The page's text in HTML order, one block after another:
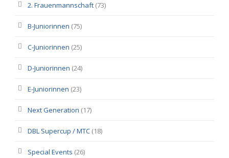
2. Frauenmannschaft (73)
B-Juniorinnen (75)
C-Juniorinnen (25)
D-Juniorinnen (24)
E-Juniorinnen (23)
Next Generation (17)
DBL Supercup / MTC (18)
Special Events (26)